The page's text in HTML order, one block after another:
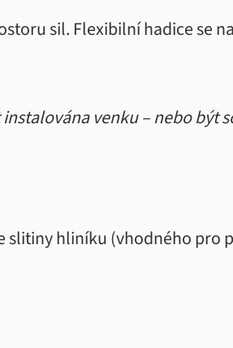
sil. Flexibilní hadice se
venku – nebo
hliníku (vhodného pro